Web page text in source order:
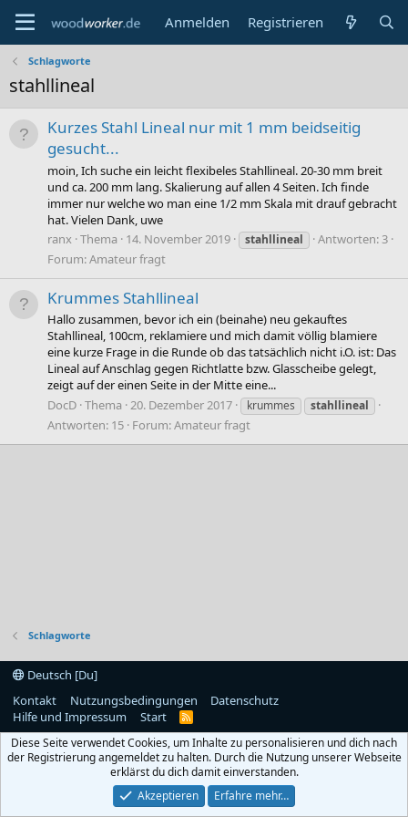
Anmelden Registrieren
Schlagworte
stahllineal
Kurzes Stahl Lineal nur mit 1 mm beidseitig
gesucht...
moin, Ich suche ein leicht flexibeles Stahllineal. 20-30 mm breit
und ca. 200 mm lang. Skalierung auf allen 4 Seiten. Ich finde
immer nur welche wo man eine 1/2 mm Skala mit drauf gebracht
hat. Vielen Dank, uwe
ranx Thema 14. November 2019 stahllineal
Antworten: 3
Forum:Amateur fragt
Krummes Stahllineal
Hallo zusammen, bevor ich ein (beinahe) neu gekauftes
Stahllineal, 100cm, reklamiere und mich damit völlig blamiere
eine kurze Frage in die Runde ob das tatsächlich nicht i.O. ist: Das
Lineal auf Anschlag gegen Richtlatte bzw. Glasscheibe gelegt,
zeigt auf der einen Seite in der Mitte eine...
DocD Thema 20. Dezember 2017 krummes stahllineal
Antworten: 15 Forum:Amateur fragt
Schlagworte
Deutsch [Du]
Kontakt
Nutzungsbedingungen
Datenschutz
Hilfe und Impressum
Start
R
S
Diese Seite verwendet Cookies, um Inhalte zu personalisieren und dich nach
der Registrierung angemeldet zu halten. Durch die Nutzung unserer Webseite
erklärst du dich damit einverstanden.
Akzeptieren
Erfahre mehr…